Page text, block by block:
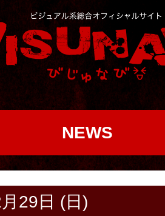
NEWS
29日 (日)